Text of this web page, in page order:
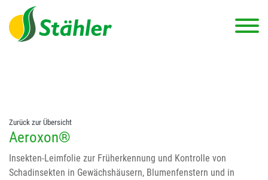
string(78) "Test 12 {FONT:12} // Dosierungen: test 123 dfasdf
asdfW134 245 34" string(62) "Test 12 {FONT:12} Dosierungen: test
123 dfasdf asdfW134 245 34"
Zurück zur Übersicht
Aeroxon®
Insekten-Leimfolie zur Früherkennung und Kontrolle von
Schadinsekten in Gewächshäusern, Blumenfenstern und in